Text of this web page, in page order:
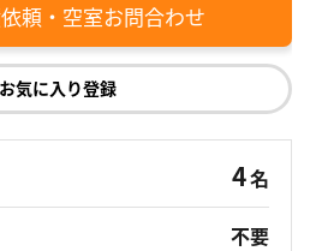
頼・空室お問合わせ
お気に入り登録
4名
不要